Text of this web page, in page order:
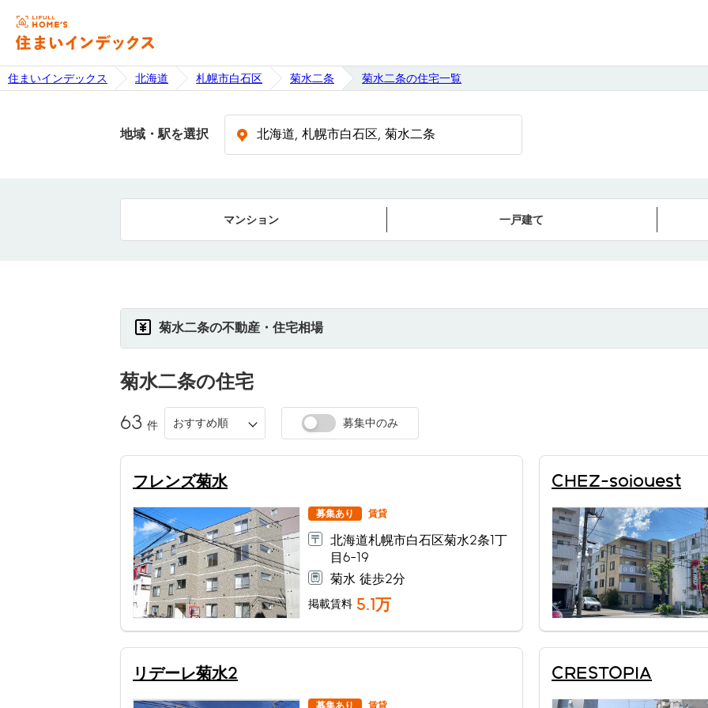
住まいインデックス 北海道 札幌市白石区 菊水二条 菊水二条の住宅一覧
地域・駅を選択
マンション 一戸建て
菊水二条の不動産・住宅相場
菊水二条の住宅
63 件 おすすめ順 募集中のみ
フレンズ菊水
募集あり 賃貸
北海道札幌市白石区菊水2条1丁
目6-19
菊水 徒歩2分
掲載賃料 5.1万
CHEZ-soiouest
リデーレ菊水2
募集あり 賃貸
CRESTOPIA